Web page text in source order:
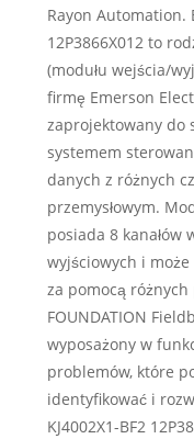
Rayon Automation.
12P3866X012 to
(modułu wejścia/
firmę Emerson
zaprojektowany do
systemem
danych z różnych
przemysłowym.
posiada 8 kanałów
wyjściowych i
za pomocą różnych
FOUNDATION
wyposażony w
problemów, które
identyfikować i
KJ4002X1-BF2